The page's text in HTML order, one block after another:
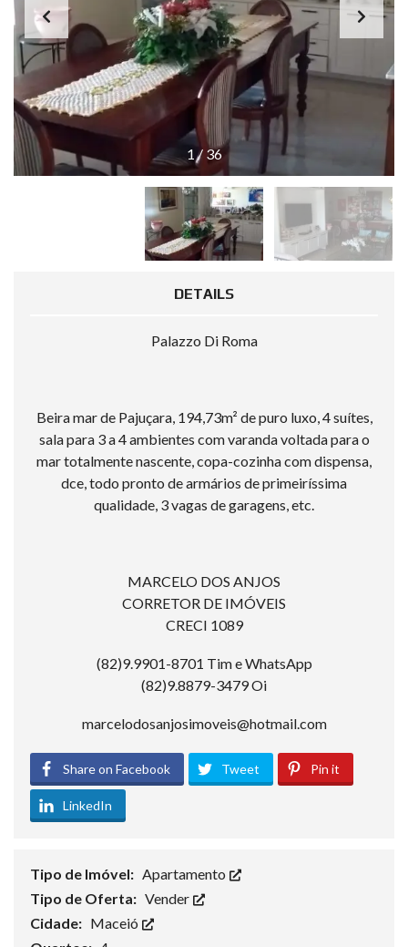
1/ 36
DETAILS
Palazzo Di Roma
Beira mar de Pajuçara, 194,73m² de puro luxo, 4 suítes,
sala para 3 a 4 ambientes com varanda voltada para o
mar totalmente nascente, copa-cozinha com dispensa,
dce, todo pronto de armários de primeiríssima
qualidade, 3 vagas de garagens, etc.
MARCELO DOS ANJOS
CORRETOR DE IMÓVEIS
CRECI 1089
(82)9.9901-8701 Tim e WhatsApp
(82)9.8879-3479 Oi
marcelodosanjosimoveis@hotmail.com
Share on Facebook Tweet Pin it
LinkedIn
Tipo de Imóvel: Apartamento
Tipo de Oferta: Vender
Cidade: Maceió